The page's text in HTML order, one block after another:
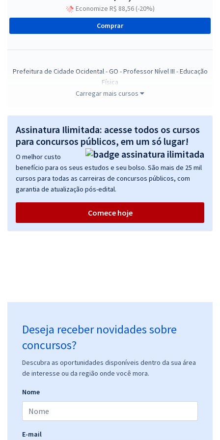
Economize R$ 88,56 (-20%)
Comprar
Prefeitura de Cidade Ocidental - GO - Professor Nível III - Educação
Física
R$ 354,24à vista
Comprar
Prefeitura de Cidade Ocidental - GO - Professor Nível III - Pedagogia
ou 12x de R$29,52
ou 12x deR$33,33
Carregar mais cursos
Assinatura Ilimitada: acesse todos os cursos
para concursos públicos, em um só lugar!
O melhor custo
benefício para os seus estudos e seu bolso. São mais de 25 mil
cursos para todas as carreiras de concursos públicos, com
garantia de atualização pós-edital.
Comece hoje
Deseja receber novidades sobre
concursos?
Descubra as oportunidades disponíveis dentro da sua área
de interesse ou da região onde você mora.
Nome
E-mail